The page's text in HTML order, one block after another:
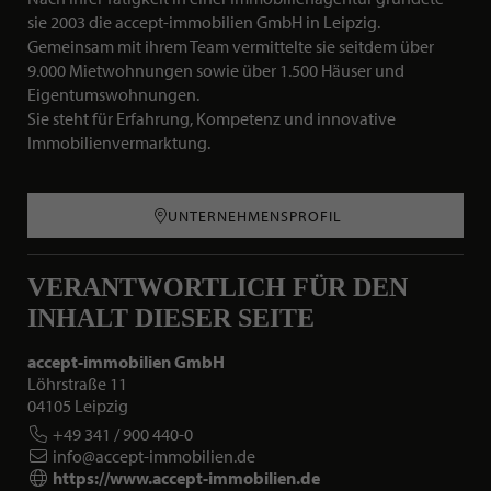
sie 2003 die accept-immobilien GmbH in Leipzig.
Gemeinsam mit ihrem Team vermittelte sie seitdem über
9.000 Mietwohnungen sowie über 1.500 Häuser und
Eigentumswohnungen.
Sie steht für Erfahrung, Kompetenz und innovative
Immobilienvermarktung.
UNTERNEHMENSPROFIL
VERANTWORTLICH FÜR DEN
INHALT DIESER SEITE
accept-immobilien GmbH
Löhrstraße 11
04105 Leipzig
+49 341 / 900 440-0
info@accept-immobilien.de
https://www.accept-immobilien.de